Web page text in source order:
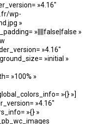
»4.16″
wp-
»
»||||false|false »
»4.16″
»initial »
»100% »
»{} »]
»4.16″
»{} »